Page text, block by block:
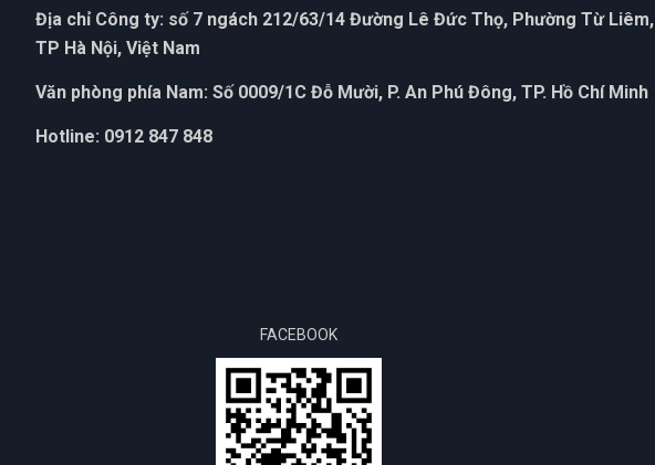
Địa chỉ Công ty: số 7 ngách 212/63/14 Đường Lê Đức Thọ, Phường Từ Liêm,
TP Hà Nội, Việt Nam
Văn phòng phía Nam: Số 0009/1C Đỗ Mười, P. An Phú Đông, TP. Hồ Chí Minh
Hotline: 0912 847 848
FACEBOOK